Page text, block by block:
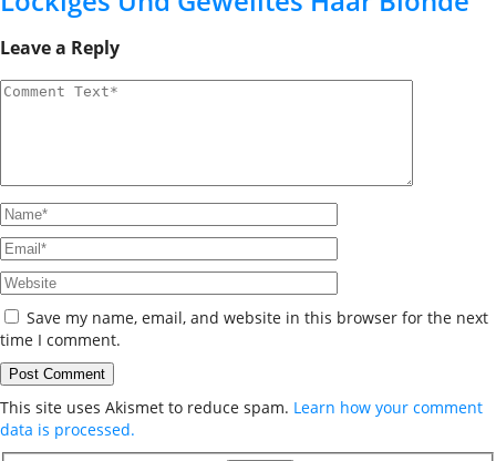
Leave a Reply
Save my name, email, and website in this browser for the next
time I comment.
This site uses Akismet to reduce spam. Learn how your comment
data is processed.